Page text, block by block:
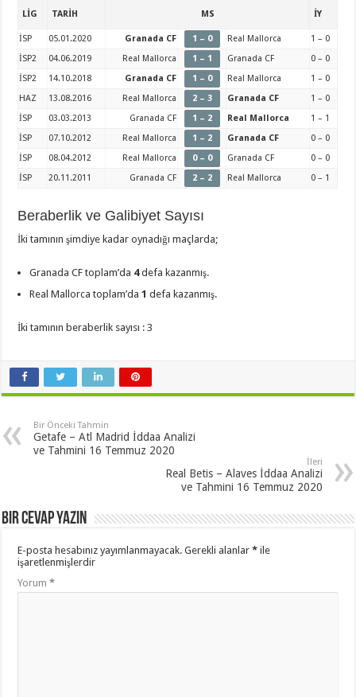
LİG TARİH MS İY
İSP 05.01.2020 Granada CF 1 – 0 Real Mallorca
1 – 0
İSP2
04.06.2019 Real Mallorca 1 – 1 Granada CF
0 – 0
İSP2
14.10.2018 Granada CF 1 – 0 Real Mallorca
1 – 0
HAZ
13.08.2016 Real Mallorca 2 – 3 Granada CF
1 – 0
İSP
03.03.2013 Granada CF 1 – 2 Real Mallorca
1 – 1
İSP
07.10.2012 Real Mallorca 1 – 2 Granada CF
0 – 0
İSP
08.04.2012 Real Mallorca 0 – 0 Granada CF
0 – 0
İSP
20.11.2011 Granada CF 2 – 2 Real Mallorca 0 – 1
Beraberlik ve Galibiyet Sayısı
İki tamının şimdiye kadar oynadığı maçlarda;
Granada CF toplam’da 4defa kazanmış.
Real Mallorca toplam’da1 defa kazanmış.
İki tamının beraberlik sayısı : 3
Bir Önceki Tahmin
Getafe – Atl Madrid İddaa Analizi
ve Tahmini 16 Temmuz 2020
İleri
Real Betis – Alaves İddaa Analizi
ve Tahmini 16 Temmuz 2020
Bir cevap yazın
E-posta hesabınız yayımlanmayacak. Gerekli alanlar* ile
işaretlenmişlerdir
Yorum*